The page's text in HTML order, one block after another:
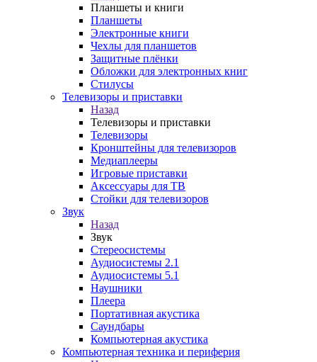
Планшеты и книги
Планшеты
Электронные книги
Чехлы для планшетов
Защитные плёнки
Обложки для электронных книг
Стилусы
Телевизоры и приставки
Назад
Телевизоры и приставки
Телевизоры
Кронштейны для телевизоров
Медиаплееры
Игровые приставки
Аксессуары для ТВ
Стойки для телевизоров
Звук
Назад
Звук
Стереосистемы
Аудиосистемы 2.1
Аудиосистемы 5.1
Наушники
Плеера
Портативная акустика
Саундбары
Компьютерная акустика
Компьютерная техника и периферия